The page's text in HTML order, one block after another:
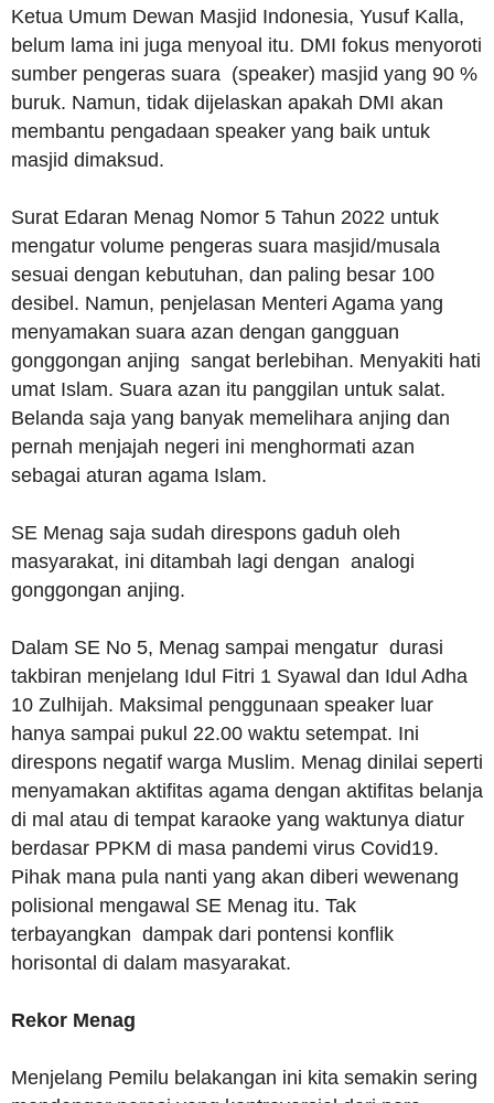
Ketua Umum Dewan Masjid Indonesia, Yusuf Kalla,
belum lama ini juga menyoal itu. DMI fokus menyoroti
sumber pengeras suara (speaker) masjid yang 90 %
buruk. Namun, tidak dijelaskan apakah DMI akan
membantu pengadaan speaker yang baik untuk
masjid dimaksud.
Surat Edaran Menag Nomor 5 Tahun 2022 untuk
mengatur volume pengeras suara masjid/musala
sesuai dengan kebutuhan, dan paling besar 100
desibel. Namun, penjelasan Menteri Agama yang
menyamakan suara azan dengan gangguan
gonggongan anjing sangat berlebihan. Menyakiti hati
umat Islam. Suara azan itu panggilan untuk salat.
Belanda saja yang banyak memelihara anjing dan
pernah menjajah negeri ini menghormati azan
sebagai aturan agama Islam.
SE Menag saja sudah direspons gaduh oleh
masyarakat, ini ditambah lagi dengan analogi
gonggongan anjing.
Dalam SE No 5, Menag sampai mengatur durasi
takbiran menjelang Idul Fitri 1 Syawal dan Idul Adha
10 Zulhijah. Maksimal penggunaan speaker luar
hanya sampai pukul 22.00 waktu setempat. Ini
direspons negatif warga Muslim. Menag dinilai seperti
menyamakan aktifitas agama dengan aktifitas belanja
di mal atau di tempat karaoke yang waktunya diatur
berdasar PPKM di masa pandemi virus Covid19.
Pihak mana pula nanti yang akan diberi wewenang
polisional mengawal SE Menag itu. Tak
terbayangkan dampak dari pontensi konflik
horisontal di dalam masyarakat.
Rekor Menag
Menjelang Pemilu belakangan ini kita semakin sering